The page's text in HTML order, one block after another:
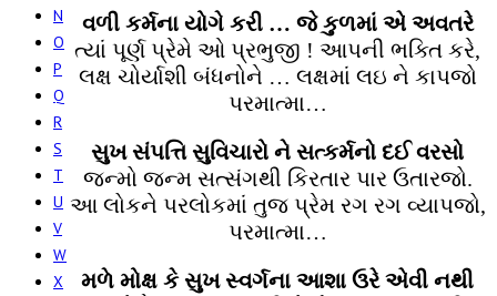
N
O
P
Q
R
S
T
U
V
W
X
વળી કર્મના યોગે કરી … જે કુળમાં એ અવતરે
ત્યાં પૂર્ણ પ્રેમે ઓ પ્રભુજી ! આપની ભક્તિ કરે,
લક્ષ ચોર્યાશી બંધનોને … લક્ષમાં લઇ ને કાપજો
પરમાત્મા…
સુખ સંપત્તિ સુવિચારો ને સત્કર્મનો દઈ વરસો
જન્મો જન્મ સત્સંગથી કિરતાર પાર ઉતારજો.
આ લોકને પરલોકમાં તુજ પ્રેમ રગ રગ વ્યાપજો,
પરમાત્મા…
મળે મોક્ષ કે સુખ સ્વર્ગના આશા ઉરે એવી નથી